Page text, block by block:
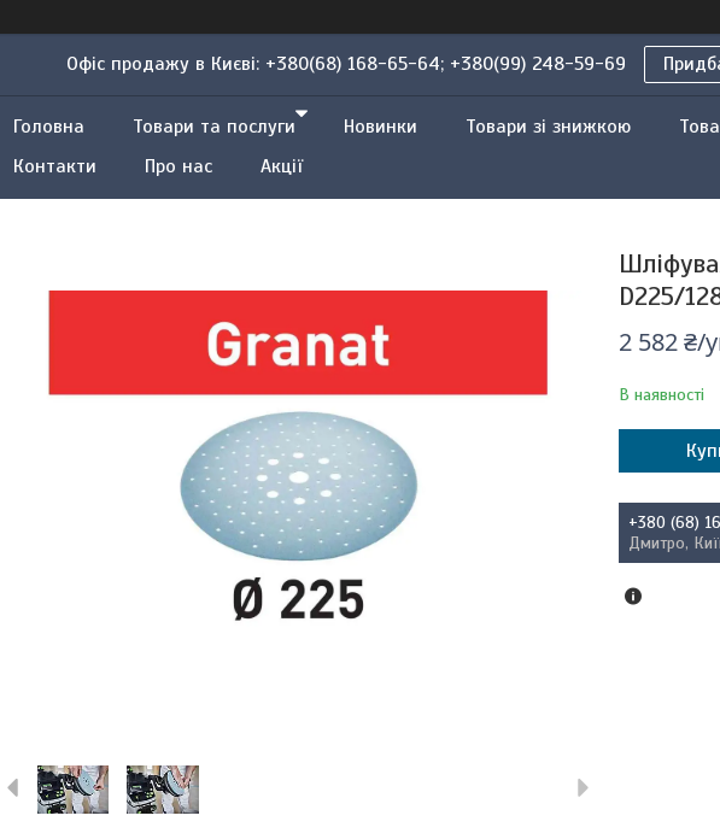
Офіс продажу в Києві: +380(68) 168-65-64; +380(99) 248-59-69
Головна Товари та послуги Новинки Товари зі знижкою
Контакти
Про нас Акції
D225/
2 582 ₴/
В наявності
+380 (68)
Дмитро,